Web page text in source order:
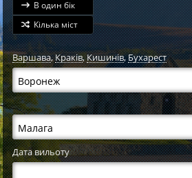
В один бік
Кілька міст
Варшава,Краків,Кишинів,Бухарест
Дата вильоту